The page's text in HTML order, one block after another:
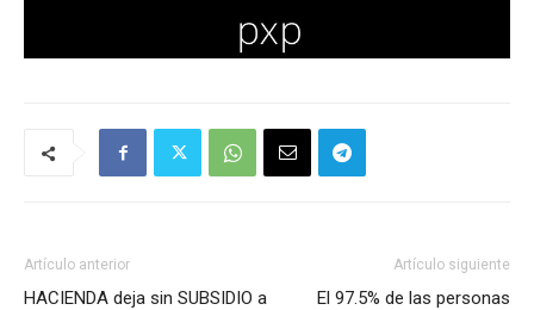
Artículo anterior
HACIENDA deja sin SUBSIDIO a
Artículo siguiente
El 97.5% de las personas